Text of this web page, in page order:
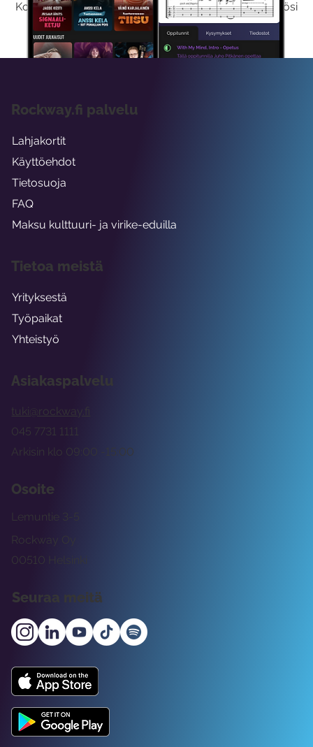
Kokeilemalla ilmaiseksi saat koko sisältömme käyttöösi
viikon ajaksi.
Asiakaspalvelu
tuki@rockway.fi
Arkisin klo 09:00 -15:00
045 7731 1111
Osoite
Rockway Oy
Lemuntie 3-5
00510 Helsinki
Seuraa meitä
Rockway.fi palvelu
Lahjakortit
Käyttöehdot
Tietosuoja
FAQ
Maksu kulttuuri- ja virike-eduilla
Tietoa meistä
Yrityksestä
Työpaikat
Yhteistyö